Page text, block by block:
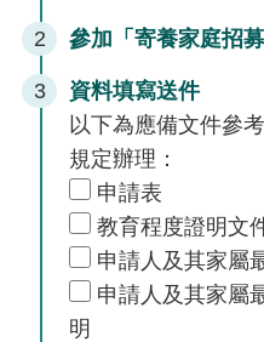
2 參加「寄養家庭招募
3
資料填寫送件
以下為應備文件參
規定辦理：
申請表
教育程度證明文
申請人及其家屬
申請人及其家屬
明